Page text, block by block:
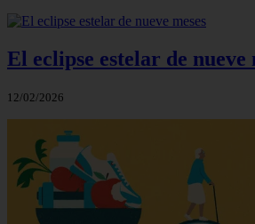
El eclipse estelar de nueve
12/02/2026